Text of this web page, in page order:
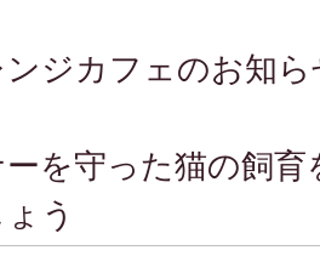
ンジカフェのお知ら
ーを守った猫の飼育
う